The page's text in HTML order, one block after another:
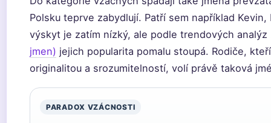
Polsku teprve zabydlují. Patří sem například
výskyt je zatím nízký, ale podle trendových
jmen) jejich popularita pomalu stoupá. Rodiče,
originalitou a srozumitelností, volí právě taková
PARADOX VZÁCNOSTI